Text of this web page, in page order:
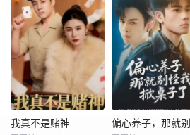
我真不是赌神